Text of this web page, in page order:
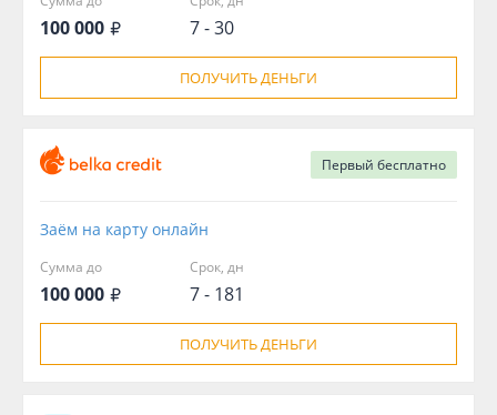
100 000 7 - 30
ПОЛУЧИТЬ ДЕНЬГИ
Первый бесплатно
Заём на карту онлайн
Сумма до
100 000
Срок, дн
7 - 181
ПОЛУЧИТЬ ДЕНЬГИ